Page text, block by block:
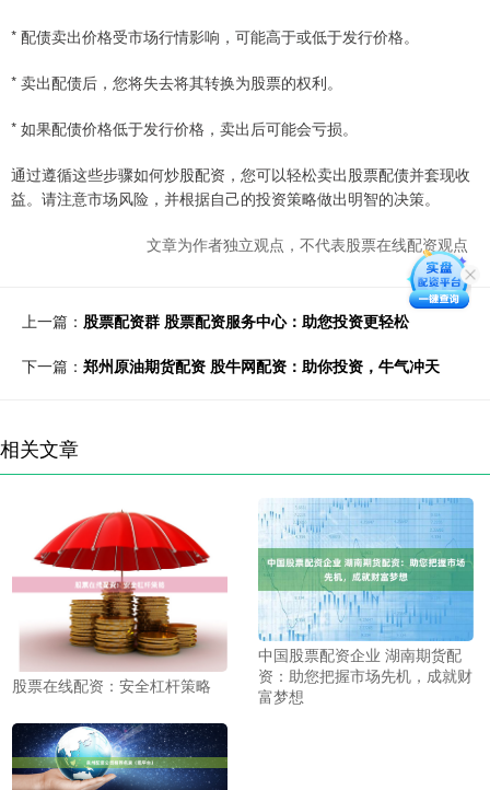
* 配债卖出价格受市场行情影响，可能高于或低于发行价格。
* 卖出配债后，您将失去将其转换为股票的权利。
* 如果配债价格低于发行价格，卖出后可能会亏损。
通过遵循这些步骤如何炒股配资，您可以轻松卖出股票配债并套现收
益。请注意市场风险，并根据自己的投资策略做出明智的决策。
文章为作者独立观点，不代表股票在线配资观点
上一篇： 股票配资群 股票配资服务中心：助您投资更轻松
下一篇： 郑州原油期货配资 股牛网配资：助你投资，牛气冲天
相关文章
股票在线配资：安全杠杆策略
中国股票配资企业 湖南期货配
资：助您把握市场先机，成就财
富梦想